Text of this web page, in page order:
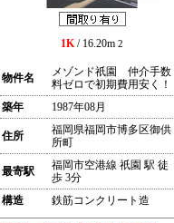
1K/ 16.20m 2
物件名
メゾンド祇園 仲介手数
料ゼロで初期費用安く！
築年
1987年08月
住所
福岡県福岡市博多区御供
所町
最寄駅
福岡市空港線 祇園 駅 徒
歩 3分
構造
鉄筋コンクリート造